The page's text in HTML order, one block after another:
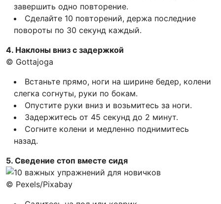
завершить одно повторение.
Сделайте 10 повторений, держа последние
повороты по 30 секунд каждый.
4. Наклоны вниз с задержкой
© Gottajoga
Встаньте прямо, ноги на ширине бедер, колени
слегка согнуты, руки по бокам.
Опустите руки вниз и возьмитесь за ноги.
Задержитесь от 45 секунд до 2 минут.
Согните колени и медленно поднимитесь
назад.
5. Сведение стоп вместе сидя
© Pexels/Pixabay